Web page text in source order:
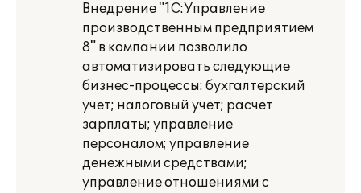
Внедрение "1С:Управление
производственным предприятием
8" в компании позволило
автоматизировать следующие
бизнес-процессы: бухгалтерский
учет; налоговый учет; расчет
зарплаты; управление
персоналом; управление
денежными средствами;
управление отношениями с